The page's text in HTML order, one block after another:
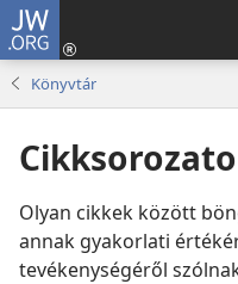
JW.ORG
Könyvtár
Olyan cikkek között
annak gyakorlati
tevékenységéről